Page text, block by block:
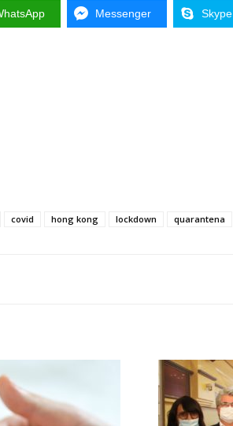
Messenger Skype
covid hong kong lockdown quarantena